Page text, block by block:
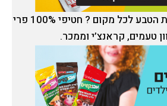
רוצים לקחת אתכם את הטבע לכל מקום ? חטיפי 100% פרי
טעמים, קראנצ’י וממכר.